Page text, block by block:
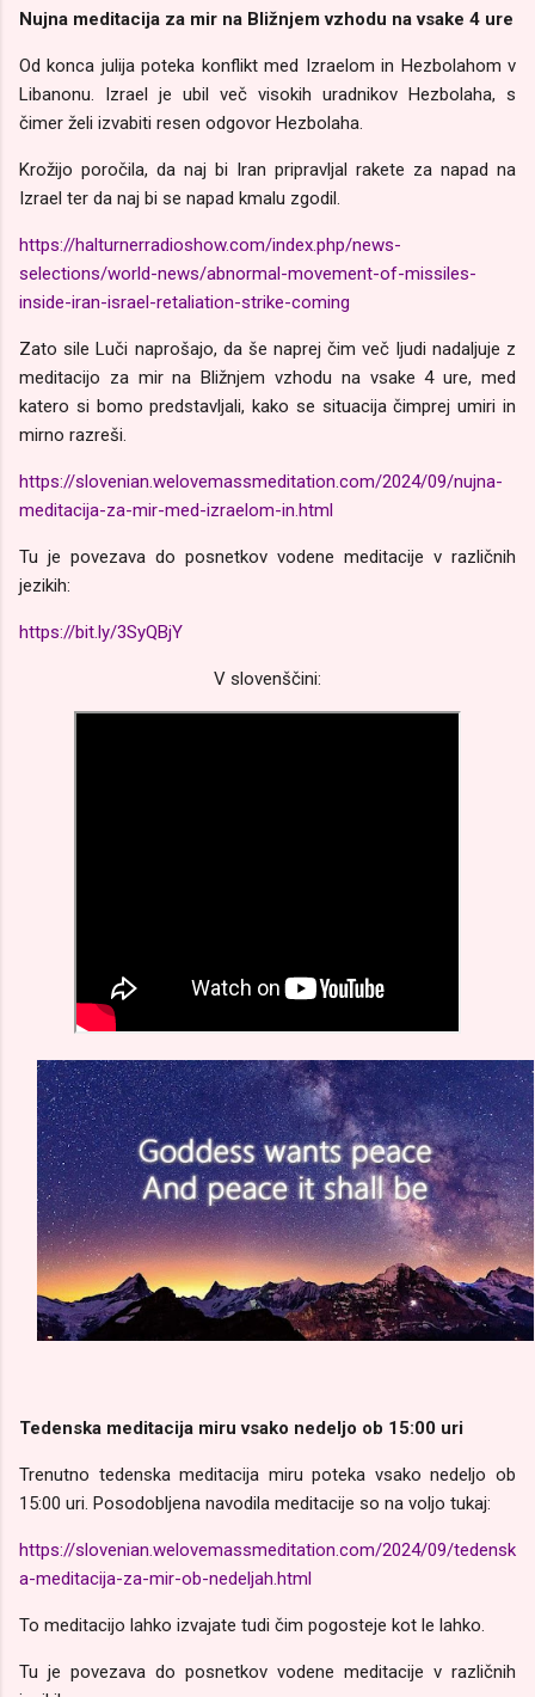
Nujna meditacija za mir na Bližnjem vzhodu na vsake 4 ure
Od konca julija poteka konflikt med Izraelom in Hezbolahom v
Libanonu. Izrael je ubil več visokih uradnikov Hezbolaha, s
čimer želi izvabiti resen odgovor Hezbolaha.
Krožijo poročila, da naj bi Iran pripravljal rakete za napad na
Izrael ter da naj bi se napad kmalu zgodil.
https://halturnerradioshow.com/index.php/news-
selections/world-news/abnormal-movement-of-missiles-
inside-iran-israel-retaliation-strike-coming
Zato sile Luči naprošajo, da še naprej čim več ljudi nadaljuje z
meditacijo za mir na Bližnjem vzhodu na vsake 4 ure, med
katero si bomo predstavljali, kako se situacija čimprej umiri in
mirno razreši.
https://slovenian.welovemassmeditation.com/2024/09/nujna-
meditacija-za-mir-med-izraelom-in.html
Tu je povezava do posnetkov vodene meditacije v različnih
jezikih:
https://bit.ly/3SyQBjY
V slovenščini:
Tedenska meditacija miru vsako nedeljo ob 15:00 uri
Trenutno tedenska meditacija miru poteka vsako nedeljo ob
15:00 uri. Posodobljena navodila meditacije so na voljo tukaj:
https://slovenian.welovemassmeditation.com/2024/09/tedensk
a-meditacija-za-mir-ob-nedeljah.html
To meditacijo lahko izvajate tudi čim pogosteje kot le lahko.
Tu je povezava do posnetkov vodene meditacije v različnih